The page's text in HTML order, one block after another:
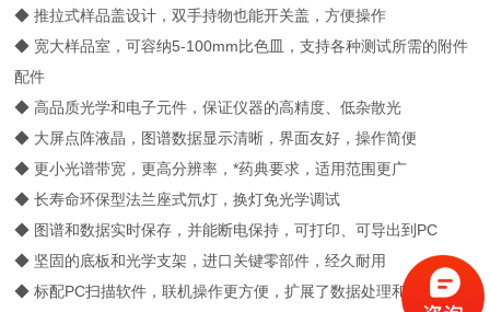
◆ 推拉式样品盖设计，双手持物也能开关盖，方便操作
◆ 宽大样品室，可容纳5-100mm比色皿，支持各种测试所需的附件
配件
◆ 高品质光学和电子元件，保证仪器的高精度、低杂散光
◆ 大屏点阵液晶，图谱数据显示清晰，界面友好，操作简便
◆ 更小光谱带宽，更高分辨率，*药典要求，适用范围更广
◆ 长寿命环保型法兰座式氘灯，换灯免光学调试
◆ 图谱和数据实时保存，并能断电保持，可打印、可导出到PC
◆ 坚固的底板和光学支架，进口关键零部件，经久耐用
◆ 标配PC扫描软件，联机操作更方便，扩展了数据处理和存储的能